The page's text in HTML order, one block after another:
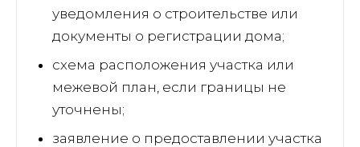
уведомления о строительстве или
документы о регистрации дома;
схема расположения участка или
межевой план, если границы не
уточнены;
заявление о предоставлении участка